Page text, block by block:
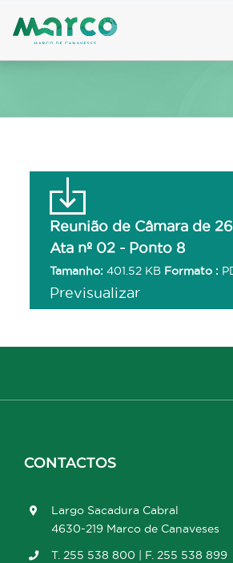
to
Reunião de Câmara de
Ata nº 02 - Ponto 8
Tamanho: 401.52 KB Formato :
Previsualizar
CONTACTOS
Largo Sacadura Cabral
4630-219 Marco de Canaveses
T. 255 538 800 | F. 255 538 899